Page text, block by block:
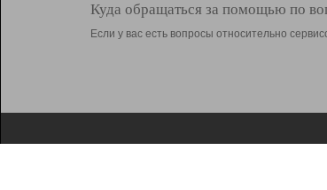
Куда обращаться за помощью по
Если у вас есть вопросы относительно